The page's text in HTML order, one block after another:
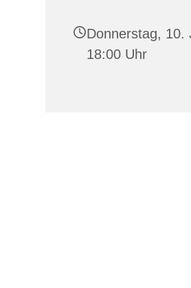
Donnerstag, 10.
18:00 Uhr